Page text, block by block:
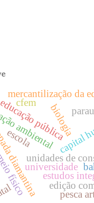
ambiental
unidades de
capital
pública
mercantilização da
universidade
biologia
físico
estudos
edição
cfem
escola
pesca